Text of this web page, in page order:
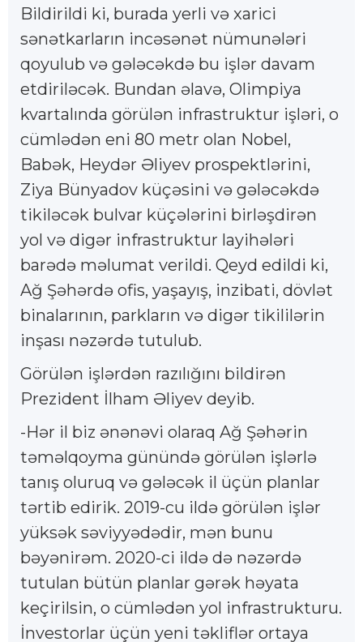
Bildirildi ki, burada yerli və xarici
sənətkarların incəsənət nümunələri
qoyulub və gələcəkdə bu işlər davam
etdiriləcək. Bundan əlavə, Olimpiya
kvartalında görülən infrastruktur işləri, o
cümlədən eni 80 metr olan Nobel,
Babək, Heydər Əliyev prospektlərini,
Ziya Bünyadov küçəsini və gələcəkdə
tikiləcək bulvar küçələrini birləşdirən
yol və digər infrastruktur layihələri
barədə məlumat verildi. Qeyd edildi ki,
Ağ Şəhərdə ofis, yaşayış, inzibati, dövlət
binalarının, parkların və digər tikililərin
inşası nəzərdə tutulub.
Görülən işlərdən razılığını bildirən
Prezident İlham Əliyev deyib.
-Hər il biz ənənəvi olaraq Ağ Şəhərin
təməlqoyma günündə görülən işlərlə
tanış oluruq və gələcək il üçün planlar
tərtib edirik. 2019-cu ildə görülən işlər
yüksək səviyyədədir, mən bunu
bəyənirəm. 2020-ci ildə də nəzərdə
tutulan bütün planlar gərək həyata
keçirilsin, o cümlədən yol infrastrukturu.
İnvestorlar üçün yeni təkliflər ortaya